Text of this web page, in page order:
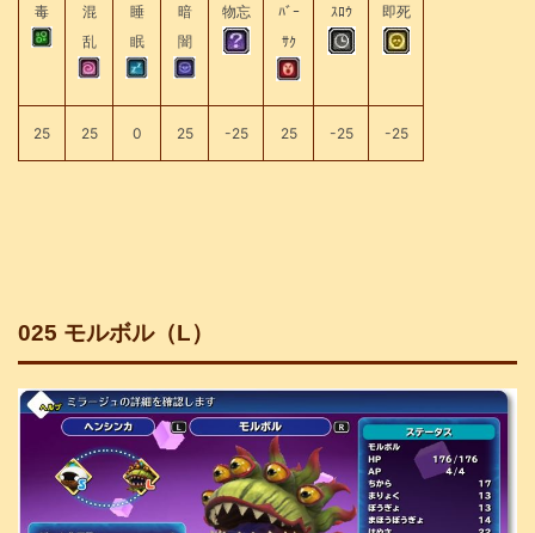
毒
混
乱
睡
眠
暗
闇
物忘
ﾊﾞｰ
ｻｸ
ｽﾛｳ 即死
25 25 0 25 -25 25 -25 -25
025 モルボル（L）